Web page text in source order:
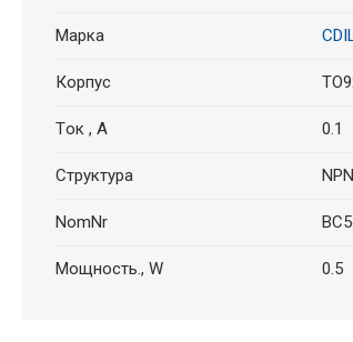
Марка
Корпус
Tок , A 0.1
Структура NPN
NomNr
Мощность., W 0.5